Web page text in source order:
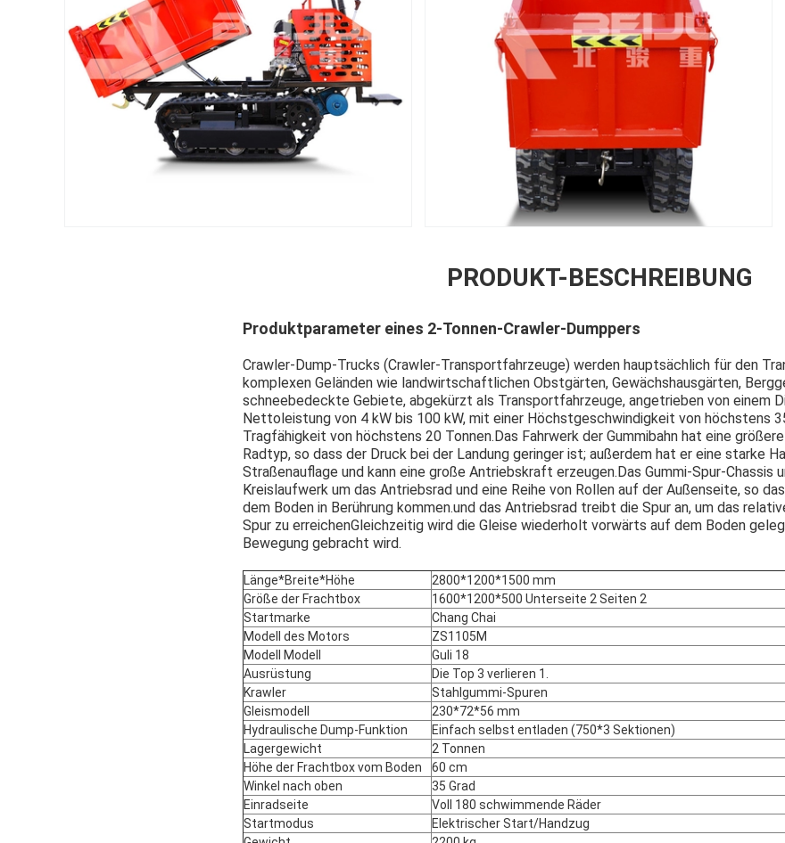
PRODUKT-BESCHREIBUNG
Produktparameter eines 2-Tonnen-Crawler-Dumppers
Crawler-Dump-Trucks (Crawler-Transportfahrzeuge) werden hauptsächlich für den
komplexen Geländen wie landwirtschaftlichen Obstgärten, Gewächshausgärten,
schneebedeckte Gebiete, abgekürzt als Transportfahrzeuge, angetrieben von einem
Nettoleistung von 4 kW bis 100 kW, mit einer Höchstgeschwindigkeit von höchstens
Tragfähigkeit von höchstens 20 Tonnen.Das Fahrwerk der Gummibahn hat eine
Radtyp, so dass der Druck bei der Landung geringer ist; außerdem hat er eine starke
Straßenauflage und kann eine große Antriebskraft erzeugen.Das Gummi-Spur-Chassis
Kreislaufwerk um das Antriebsrad und eine Reihe von Rollen auf der Außenseite, so
dem Boden in Berührung kommen.und das Antriebsrad treibt die Spur an, um das
Spur zu erreichenGleichzeitig wird die Gleise wiederholt vorwärts auf dem Boden
Bewegung gebracht wird.
Länge*Breite*Höhe
2800*1200*1500 mm
Größe der Frachtbox
1600*1200*500 Unterseite 2 Seiten 2
Startmarke
Chang Chai
Modell des Motors
ZS1105M
Modell Modell
Guli 18
Ausrüstung
Die Top 3 verlieren 1.
Krawler
Stahlgummi-Spuren
Gleismodell
230*72*56 mm
Hydraulische Dump-Funktion
Einfach selbst entladen (750*3 Sektionen)
Lagergewicht
2 Tonnen
Höhe der Frachtbox vom Boden
60 cm
Winkel nach oben
35 Grad
Einradseite
Voll 180 schwimmende Räder
Startmodus
Elektrischer Start/Handzug